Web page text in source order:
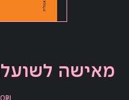
מאישה